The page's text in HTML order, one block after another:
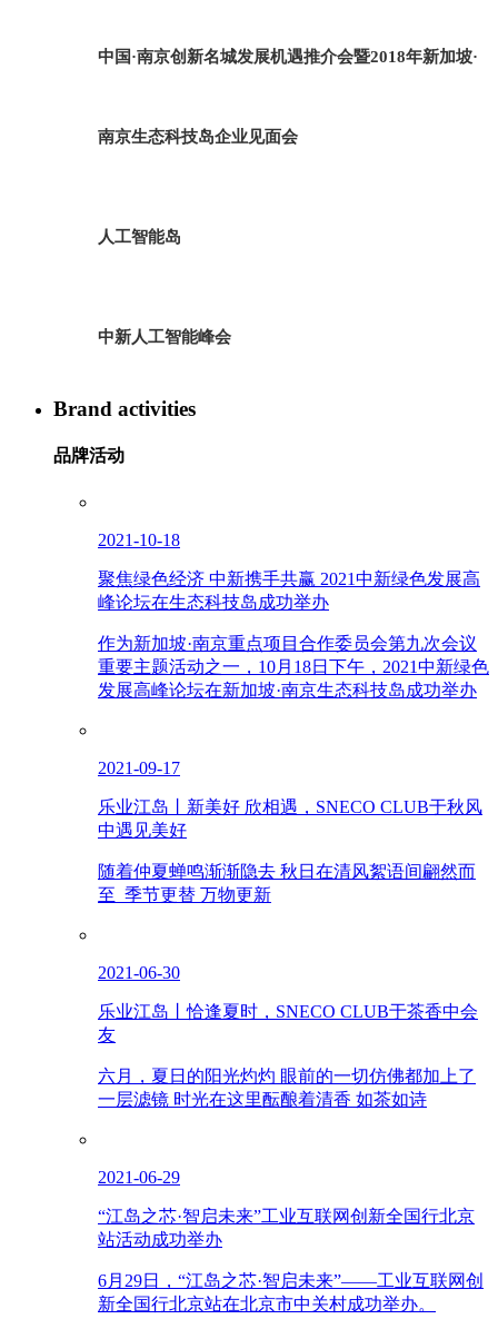
中国·南京创新名城发展机遇推介会暨2018年新加坡·
南京生态科技岛企业见面会
人工智能岛
中新人工智能峰会
Brand activities
品牌活动
2021-10-18
聚焦绿色经济 中新携手共赢 2021中新绿色发展高
峰论坛在生态科技岛成功举办
作为新加坡·南京重点项目合作委员会第九次会议
重要主题活动之一，10月18日下午，2021中新绿色
发展高峰论坛在新加坡·南京生态科技岛成功举办
2021-09-17
乐业江岛丨新美好 欣相遇，SNECO CLUB于秋风
中遇见美好
随着仲夏蝉鸣渐渐隐去 秋日在清风絮语间翩然而
至 季节更替 万物更新
2021-06-30
乐业江岛丨恰逢夏时，SNECO CLUB于茶香中会
友
六月，夏日的阳光灼灼 眼前的一切仿佛都加上了
一层滤镜 时光在这里酝酿着清香 如茶如诗
2021-06-29
“江岛之芯·智启未来”工业互联网创新全国行北京
站活动成功举办
6月29日，“江岛之芯·智启未来”——工业互联网创
新全国行北京站在北京市中关村成功举办。